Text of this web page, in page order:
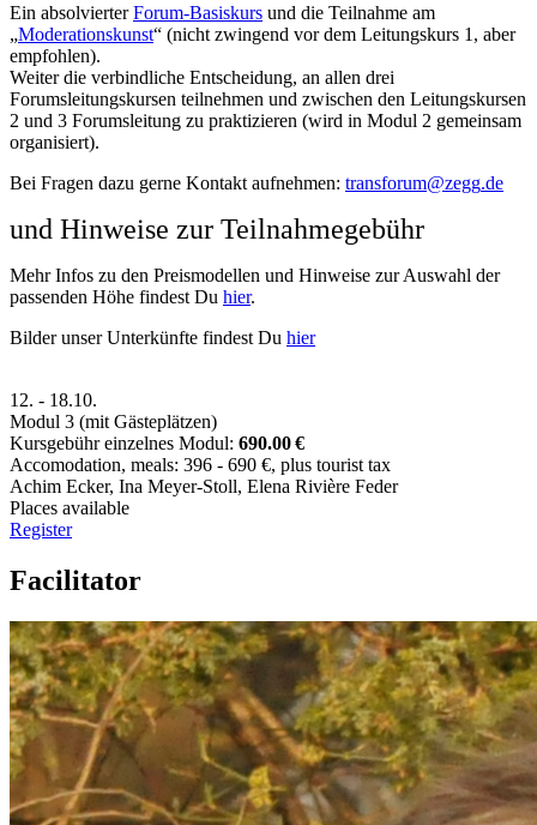
Ein absolvierterForum-Basiskurs und die Teilnahme am
„Moderationskunst“ (nicht zwingend vor dem Leitungskurs 1, aber
empfohlen).
Weiter die verbindliche Entscheidung, an allen drei
Forumsleitungskursen teilnehmen und zwischen den Leitungskursen
2 und 3 Forumsleitung zu praktizieren (wird in Modul 2 gemeinsam
organisiert).
Bei Fragen dazu gerne Kontakt aufnehmen:
und Hinweise zur Teilnahmegebühr
Mehr Infos zu den Preismodellen und Hinweise zur Auswahl der
passenden Höhe findest Du hier.
Bilder unser Unterkünfte findest Du hier
12. - 18.10.
Modul 3 (mit Gästeplätzen)
Kursgebühr einzelnes Modul: 690.00 €
Accomodation, meals: 396 - 690 €, plus tourist tax
Achim Ecker, Ina Meyer-Stoll, Elena Rivière Feder
Places available
Register
Facilitator